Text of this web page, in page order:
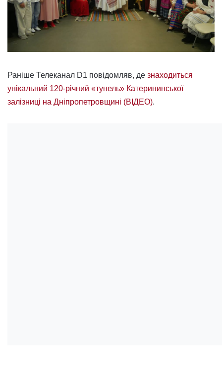
Раніше Телеканал D1 повідомляв, де знаходиться
унікальний 120-річний «тунель» Катерининської
залізниці на Дніпропетровщині (ВІДЕО).